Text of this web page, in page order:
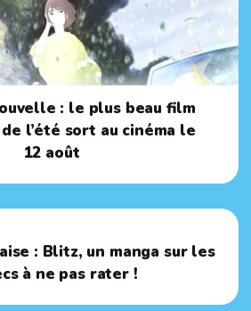
: le plus beau film
l’été sort au cinéma le
12 août
: Blitz, un manga sur les
à ne pas rater !